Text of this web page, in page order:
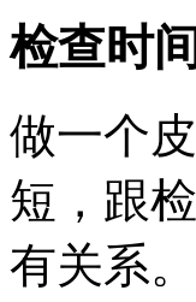
检查时
做一个
短，跟
有关系